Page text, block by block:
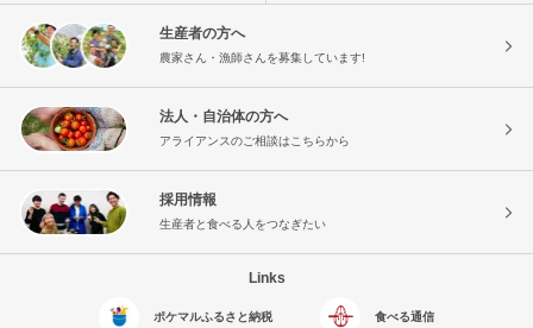
生産者の方へ
農家さん・漁師さんを募集しています!
法人・自治体の方へ
アライアンスのご相談はこちらから
採用情報
生産者と食べる人をつなぎたい
Links
ポケマルふるさと納税 食べる通信